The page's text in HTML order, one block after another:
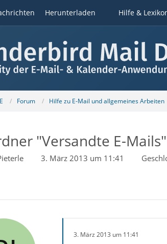
Herunterladen Hilfe &
Forum Hilfe zu E-Mail und allgemeines Arbeiten
"Versandte E-
3. März 2013 um 11:41
3. März 2013 um 11:41